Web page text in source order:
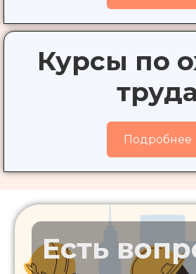
Курсы по
труда
Подробнее
Есть